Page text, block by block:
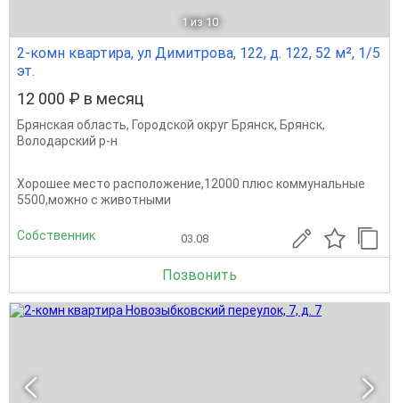
1 из 10
2-комн квартира, ул Димитрова, 122, д. 122, 52 м², 1/5
эт.
12 000 ₽ в месяц
Брянская область, Городской округ Брянск, Брянск,
Володарский р-н
Хорошее место расположение,12000 плюс коммунальные
5500,можно с животными
Собственник 03.08
Позвонить